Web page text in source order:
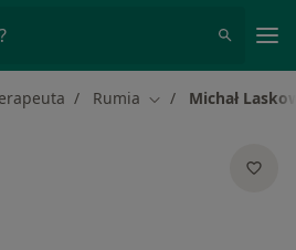
Rumia Zmień miasto
Michał